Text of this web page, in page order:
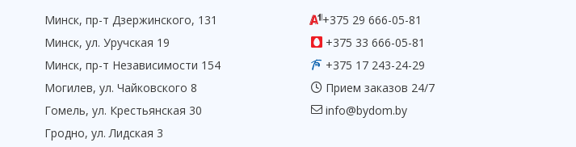
Минск, пр-т Дзержинского, 131
Минск, ул. Уручская 19
Минск, пр-т Независимости 154
Могилев, ул. Чайковского 8
Гомель, ул. Крестьянская 30
Гродно, ул. Лидская 3
+375 29 666-05-81
+375 33 666-05-81
+375 17 243-24-29
Прием заказов 24/7
info@bydom.by